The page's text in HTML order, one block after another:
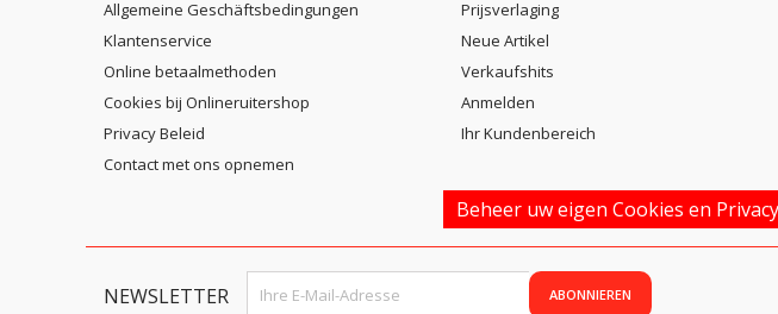
Allgemeine Geschäftsbedingungen
Klantenservice
Online betaalmethoden
Cookies bij Onlineruitershop
Privacy Beleid
Contact met ons opnemen
Prijsverlaging
Neue Artikel
Verkaufshits
Anmelden
Ihr Kundenbereich
Beheer uw eigen Cookies en Privacy
NEWSLETTER